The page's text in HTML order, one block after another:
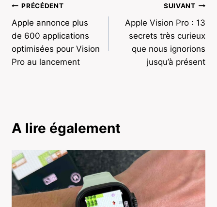
Navigation
de
l’article
PRÉCÉDENT
Apple annonce plus
de 600 applications
optimisées pour Vision
Pro au lancement
SUIVANT
Apple Vision Pro : 13
secrets très curieux
que nous ignorions
jusqu’à présent
A lire également